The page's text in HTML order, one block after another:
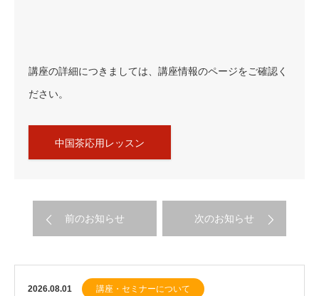
講座の詳細につきましては、講座情報のページをご確認く
ださい。
中国茶応用レッスン
前のお知らせ 次のお知らせ
2026.08.01 講座・セミナーについて